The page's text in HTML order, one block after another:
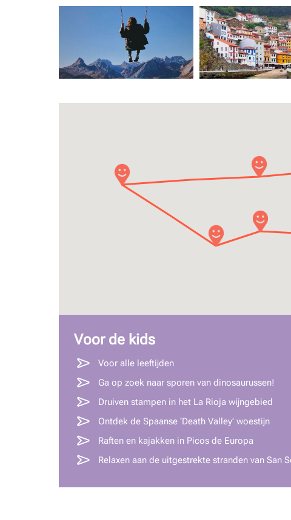
Voor de kids
Voor alle leeftijden
Ga op zoek naar sporen van dinosaurussen!
Druiven stampen in het La Rioja wijngebied
Ontdek de Spaanse ‘Death Valley’ woestijn
Raften en kajakken in Picos de Europa
Relaxen aan de uitgestrekte stranden van San